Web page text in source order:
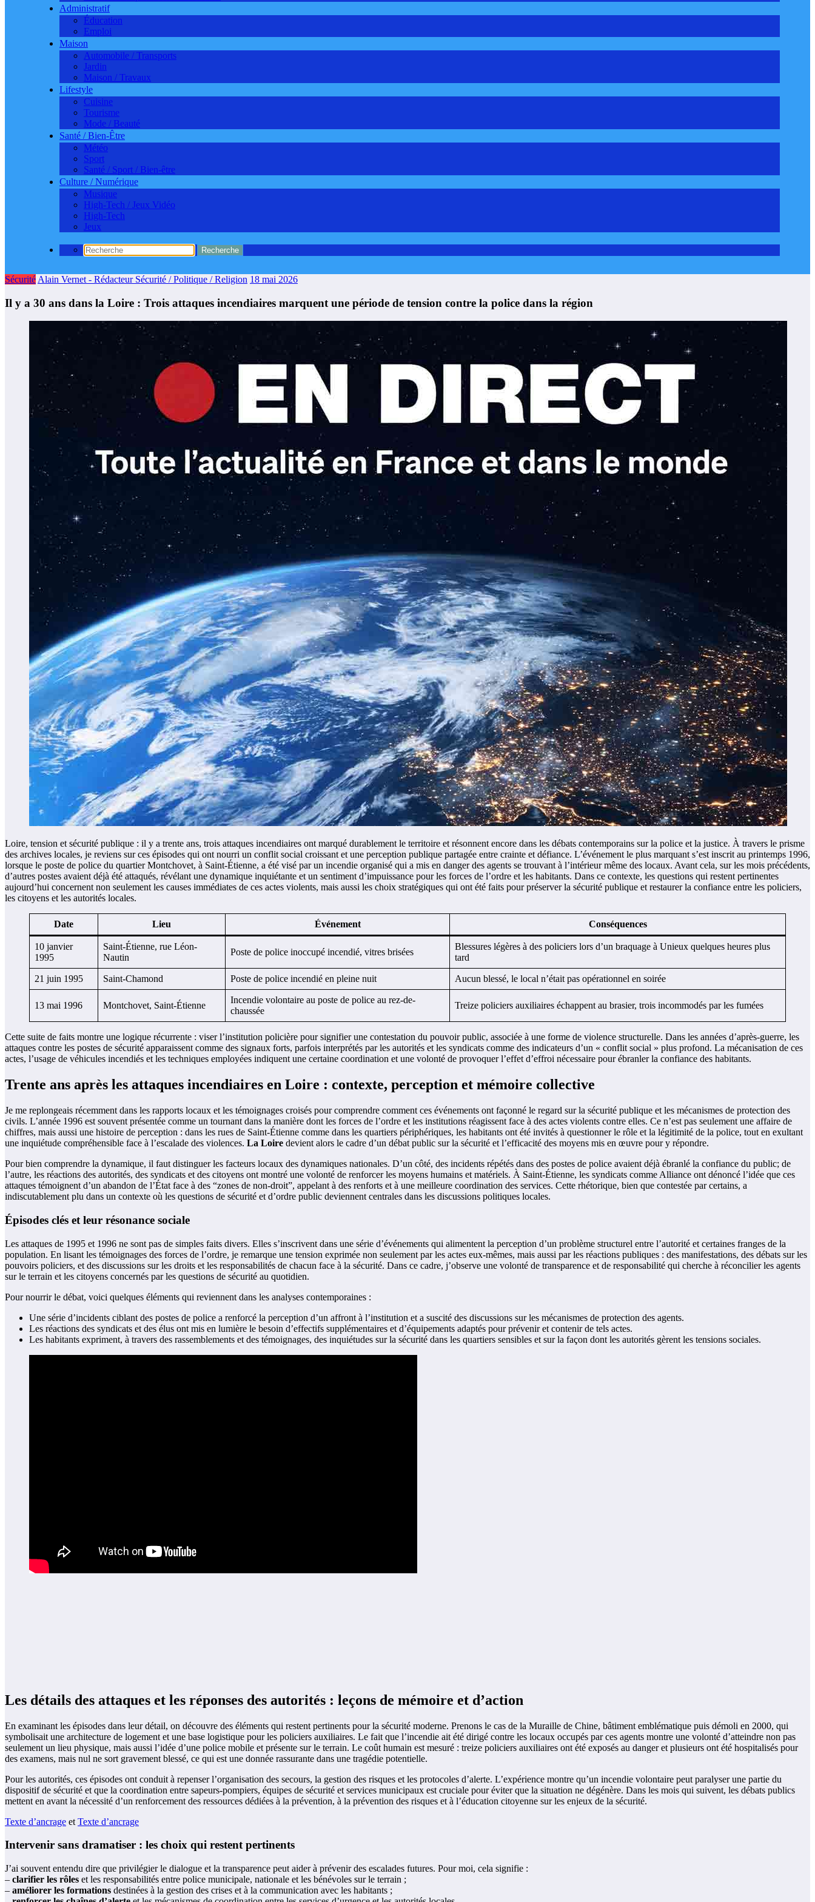
Administratif
Éducation
Emploi
Maison
Automobile / Transports
Jardin
Maison / Travaux
Lifestyle
Cuisine
Tourisme
Mode / Beauté
Santé / Bien-Être
Météo
Sport
Santé / Sport / Bien-être
Culture / Numérique
Musique
High-Tech / Jeux Vidéo
High-Tech
Jeux
Sécurité Alain Vernet - Rédacteur Sécurité / Politique / Religion 18 mai 2026
Il y a 30 ans dans la Loire : Trois attaques incendiaires marquent une période de tension contre la police dans la région
Loire, tension et sécurité publique : il y a trente ans, trois attaques incendiaires ont marqué durablement le territoire et résonnent encore dans les débats contemporains sur la police et la justice. À travers le prisme
des archives locales, je reviens sur ces épisodes qui ont nourri un conflit social croissant et une perception publique partagée entre crainte et défiance. L’événement le plus marquant s’est inscrit au printemps 1996,
lorsque le poste de police du quartier Montchovet, à Saint-Étienne, a été visé par un incendie organisé qui a mis en danger des agents se trouvant à l’intérieur même des locaux. Avant cela, sur les mois précédents,
d’autres postes avaient déjà été attaqués, révélant une dynamique inquiétante et un sentiment d’impuissance pour les forces de l’ordre et les habitants. Dans ce contexte, les questions qui restent pertinentes
aujourd’hui concernent non seulement les causes immédiates de ces actes violents, mais aussi les choix stratégiques qui ont été faits pour préserver la sécurité publique et restaurer la confiance entre les policiers,
les citoyens et les autorités locales.
Date Lieu Événement Conséquences
10 janvier
1995
Saint-Étienne, rue Léon-
Nautin
Poste de police inoccupé incendié, vitres brisées
Blessures légères à des policiers lors d’un braquage à Unieux quelques heures plus
tard
21 juin 1995 Saint-Chamond Poste de police incendié en pleine nuit Aucun blessé, le local n’était pas opérationnel en soirée
13 mai 1996 Montchovet, Saint-Étienne
Incendie volontaire au poste de police au rez-de-
chaussée
Treize policiers auxiliaires échappent au brasier, trois incommodés par les fumées
Cette suite de faits montre une logique récurrente : viser l’institution policière pour signifier une contestation du pouvoir public, associée à une forme de violence structurelle. Dans les années d’après-guerre, les
attaques contre les postes de sécurité apparaissent comme des signaux forts, parfois interprétés par les autorités et les syndicats comme des indicateurs d’un « conflit social » plus profond. La mécanisation de ces
actes, l’usage de véhicules incendiés et les techniques employées indiquent une certaine coordination et une volonté de provoquer l’effet d’effroi nécessaire pour ébranler la confiance des habitants.
Trente ans après les attaques incendiaires en Loire : contexte, perception et mémoire collective
Je me replongeais récemment dans les rapports locaux et les témoignages croisés pour comprendre comment ces événements ont façonné le regard sur la sécurité publique et les mécanismes de protection des
civils. L’année 1996 est souvent présentée comme un tournant dans la manière dont les forces de l’ordre et les institutions réagissent face à des actes violents contre elles. Ce n’est pas seulement une affaire de
chiffres, mais aussi une histoire de perception : dans les rues de Saint-Étienne comme dans les quartiers périphériques, les habitants ont été invités à questionner le rôle et la légitimité de la police, tout en exultant
une inquiétude compréhensible face à l’escalade des violences. La Loire devient alors le cadre d’un débat public sur la sécurité et l’efficacité des moyens mis en œuvre pour y répondre.
Pour bien comprendre la dynamique, il faut distinguer les facteurs locaux des dynamiques nationales. D’un côté, des incidents répétés dans des postes de police avaient déjà ébranlé la confiance du public; de
l’autre, les réactions des autorités, des syndicats et des citoyens ont montré une volonté de renforcer les moyens humains et matériels. À Saint-Étienne, les syndicats comme Alliance ont dénoncé l’idée que ces
attaques témoignent d’un abandon de l’État face à des “zones de non-droit”, appelant à des renforts et à une meilleure coordination des services. Cette rhétorique, bien que contestée par certains, a
indiscutablement plu dans un contexte où les questions de sécurité et d’ordre public deviennent centrales dans les discussions politiques locales.
Épisodes clés et leur résonance sociale
Les attaques de 1995 et 1996 ne sont pas de simples faits divers. Elles s’inscrivent dans une série d’événements qui alimentent la perception d’un problème structurel entre l’autorité et certaines franges de la
population. En lisant les témoignages des forces de l’ordre, je remarque une tension exprimée non seulement par les actes eux-mêmes, mais aussi par les réactions publiques : des manifestations, des débats sur les
pouvoirs policiers, et des discussions sur les droits et les responsabilités de chacun face à la sécurité. Dans ce cadre, j’observe une volonté de transparence et de responsabilité qui cherche à réconcilier les agents
sur le terrain et les citoyens concernés par les questions de sécurité au quotidien.
Pour nourrir le débat, voici quelques éléments qui reviennent dans les analyses contemporaines :
Une série d’incidents ciblant des postes de police a renforcé la perception d’un affront à l’institution et a suscité des discussions sur les mécanismes de protection des agents.
Les réactions des syndicats et des élus ont mis en lumière le besoin d’effectifs supplémentaires et d’équipements adaptés pour prévenir et contenir de tels actes.
Les habitants expriment, à travers des rassemblements et des témoignages, des inquiétudes sur la sécurité dans les quartiers sensibles et sur la façon dont les autorités gèrent les tensions sociales.
Les détails des attaques et les réponses des autorités : leçons de mémoire et d’action
En examinant les épisodes dans leur détail, on découvre des éléments qui restent pertinents pour la sécurité moderne. Prenons le cas de la Muraille de Chine, bâtiment emblématique puis démoli en 2000, qui
symbolisait une architecture de logement et une base logistique pour les policiers auxiliaires. Le fait que l’incendie ait été dirigé contre les locaux occupés par ces agents montre une volonté d’atteindre non pas
seulement un lieu physique, mais aussi l’idée d’une police mobile et présente sur le terrain. Le coût humain est mesuré : treize policiers auxiliaires ont été exposés au danger et plusieurs ont été hospitalisés pour
des examens, mais nul ne sort gravement blessé, ce qui est une donnée rassurante dans une tragédie potentielle.
Pour les autorités, ces épisodes ont conduit à repenser l’organisation des secours, la gestion des risques et les protocoles d’alerte. L’expérience montre qu’un incendie volontaire peut paralyser une partie du
dispositif de sécurité et que la coordination entre sapeurs-pompiers, équipes de sécurité et services municipaux est cruciale pour éviter que la situation ne dégénère. Dans les mois qui suivent, les débats publics
mettent en avant la nécessité d’un renforcement des ressources dédiées à la prévention, à la prévention des risques et à l’éducation citoyenne sur les enjeux de la sécurité.
Texte d’ancrage et Texte d’ancrage
Intervenir sans dramatiser : les choix qui restent pertinents
J’ai souvent entendu dire que privilégier le dialogue et la transparence peut aider à prévenir des escalades futures. Pour moi, cela signifie :
– clarifier les rôles et les responsabilités entre police municipale, nationale et les bénévoles sur le terrain ;
– améliorer les formations destinées à la gestion des crises et à la communication avec les habitants ;